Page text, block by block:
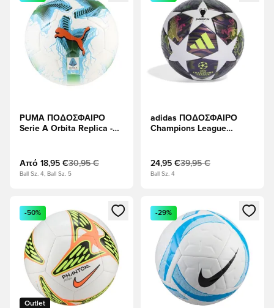
PUMA ΠΟΔΟΣΦΑΙΡΟ
Serie A Orbita Replica -
Από 18,95 €30,95 €
Ball Sz. 4, Ball Sz. 5
adidas ΠΟΔΟΣΦΑΙΡΟ
Champions League
Σκούρο Μωβ/Λευκό/
Ηλιακό κίτρινο
24,95 €39,95 €
Ball Sz. 4
Ανοίγει ένα Modal για να συνδεθείτε ή να εγγραφείτε ως
Outlet
-50%
Ανοίγει ένα Modal για να
-29%